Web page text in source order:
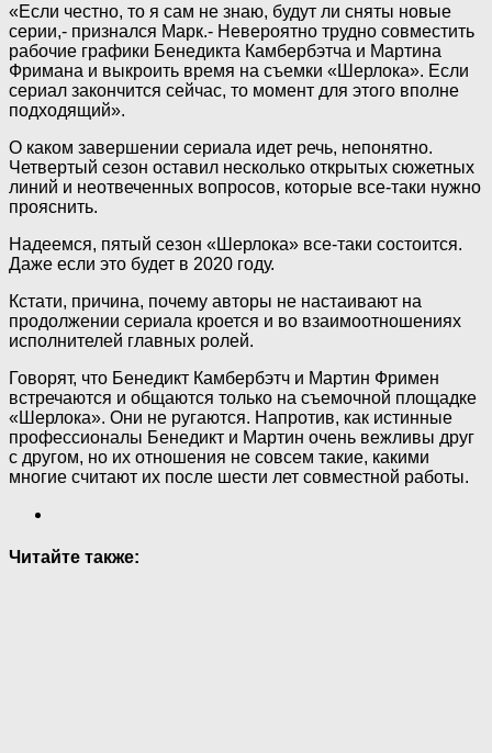
«Если честно, то я сам не знаю, будут ли сняты новые
серии,- признался Марк.- Невероятно трудно совместить
рабочие графики Бенедикта Камбербэтча и Мартина
Фримана и выкроить время на съемки «Шерлока». Если
сериал закончится сейчас, то момент для этого вполне
подходящий».
О каком завершении сериала идет речь, непонятно.
Четвертый сезон оставил несколько открытых сюжетных
линий и неотвеченных вопросов, которые все-таки нужно
прояснить.
Надеемся, пятый сезон «Шерлока» все-таки состоится.
Даже если это будет в 2020 году.
Кстати, причина, почему авторы не настаивают на
продолжении сериала кроется и во взаимоотношениях
исполнителей главных ролей.
Говорят, что Бенедикт Камбербэтч и Мартин Фримен
встречаются и общаются только на съемочной площадке
«Шерлока». Они не ругаются. Напротив, как истинные
профессионалы Бенедикт и Мартин очень вежливы друг
с другом, но их отношения не совсем такие, какими
многие считают их после шести лет совместной работы.
Читайте также: